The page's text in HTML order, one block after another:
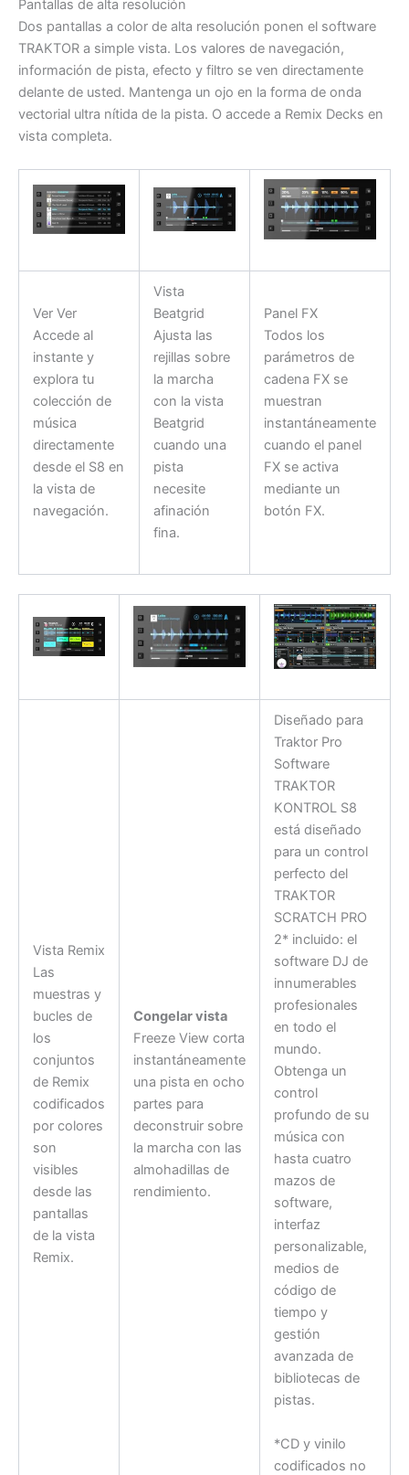
Pantallas de alta resolución
Dos pantallas a color de alta resolución ponen el software
TRAKTOR a simple vista. Los valores de navegación,
información de pista, efecto y filtro se ven directamente
delante de usted. Mantenga un ojo en la forma de onda
vectorial ultra nítida de la pista. O accede a Remix Decks en
vista completa.
Ver Ver
Accede al
instante y
explora tu
colección de
música
directamente
desde el S8 en
la vista de
navegación.
Vista
Beatgrid
Ajusta las
rejillas sobre
la marcha
con la vista
Beatgrid
cuando una
pista
necesite
afinación
fina.
Panel FX
Todos los
parámetros de
cadena FX se
muestran
instantáneamente
cuando el panel
FX se activa
mediante un
botón FX.
Vista Remix
Las
muestras y
bucles de
los
conjuntos
de Remix
codificados
por colores
son
visibles
desde las
pantallas
de la vista
Remix.
Congelar vista
Freeze View corta
instantáneamente
una pista en ocho
partes para
deconstruir sobre
la marcha con las
almohadillas de
rendimiento.
Diseñado para
Traktor Pro
Software
TRAKTOR
KONTROL S8
está diseñado
para un control
perfecto del
TRAKTOR
SCRATCH PRO
2* incluido: el
software DJ de
innumerables
profesionales
en todo el
mundo.
Obtenga un
control
profundo de su
música con
hasta cuatro
mazos de
software,
interfaz
personalizable,
medios de
código de
tiempo y
gestión
avanzada de
bibliotecas de
pistas.
*CD y vinilo
codificados no